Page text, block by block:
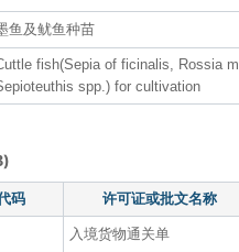
鱼及鱿鱼种苗
fish(Sepia of ficinalis, Rossia
spp.) for cultivation
码 许可证或批文名称
入境货物通关单